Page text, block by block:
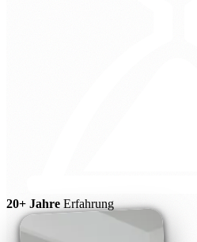
20+ Jahre Erfahrung